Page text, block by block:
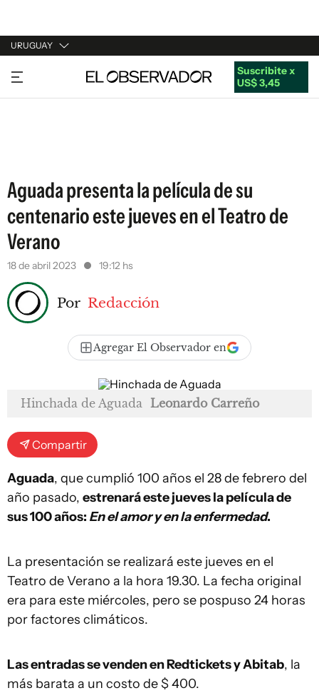
URUGUAY
URUGUAY
ARGENTINA
Suscribite x
US$ 3,45
Aguada presenta la película de su
centenario este jueves en el Teatro de
Verano
18 de abril 2023 19:12 hs
Por Redacción
Agregar El Observador en
Hinchada de Aguada Leonardo Carreño
Compartir
Aguada, que cumplió 100 años el 28 de febrero del
año pasado, estrenará este jueves la película de
sus 100 años: En el amor y en la enfermedad.
La presentación se realizará este jueves en el
Teatro de Verano a la hora 19.30. La fecha original
era para este miércoles, pero se pospuso 24 horas
por factores climáticos.
Las entradas se venden en Redtickets y Abitab, la
más barata a un costo de $ 400.